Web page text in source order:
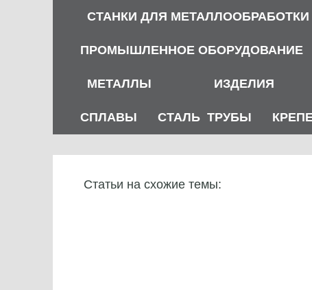
СТАНКИ ДЛЯ МЕТАЛЛООБРАБОТКИ
ПРОМЫШЛЕННОЕ ОБОРУДОВАНИЕ
МЕТАЛЛЫ
СПЛАВЫ СТАЛЬ
ИЗДЕЛИЯ
ТРУБЫ
Статьи на схожие темы: